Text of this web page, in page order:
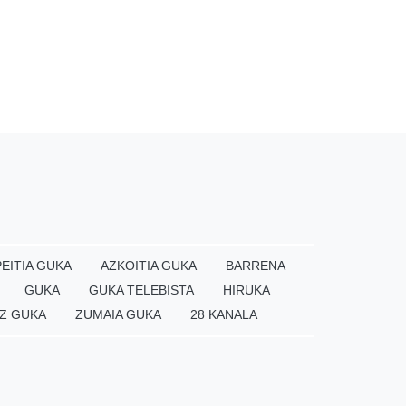
GUKA AZKOITIA GUKA
BARRENA
GUKA
GUKA TELEBISTA
HIRUKA
GUKA
ZUMAIA GUKA 28 KANALA